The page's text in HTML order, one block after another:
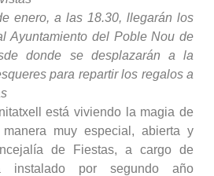
enero, a las 18.30, llegarán los
Ayuntamiento del Poble Nou de
donde se desplazarán a la
para repartir los regalos a
está viviendo la magia de
muy especial, abierta y
de Fiestas, a cargo de
instalado por segundo año